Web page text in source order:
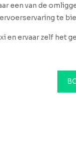
een van de
te
en ervaar zelf het